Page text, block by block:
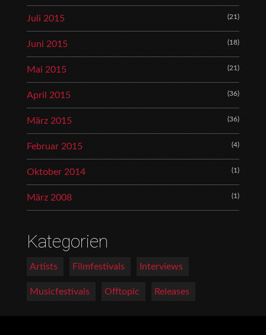
Juli 2015 (21)
Juni 2015 (18)
Mai 2015 (21)
April 2015 (36)
März 2015 (36)
Februar 2015 (4)
Oktober 2014 (1)
März 2008 (1)
Kategorien
Artists Filmfestivals Interviews
Musicfestivals Offtopic Releases